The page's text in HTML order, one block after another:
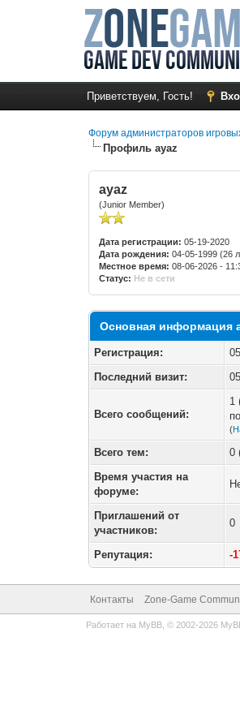
Приветствуем, Гость!
Форум администраторов
Профиль ayaz
ayaz
(Junior Member)
Дата регистрации: 05-19-2020
Дата рождения: 04-05-1999 (26
Местное время: 08-06-2026 -
Статус: Не в сети
Основная информация
Регистрация:
Последний визит:
Всего сообщений:
1
(
Всего тем:
0
Время участия на
форуме:
Приглашений от
участников:
0
Репутация: -
Контакты Zone-Game
Работает на MyBB, © 2002-2026